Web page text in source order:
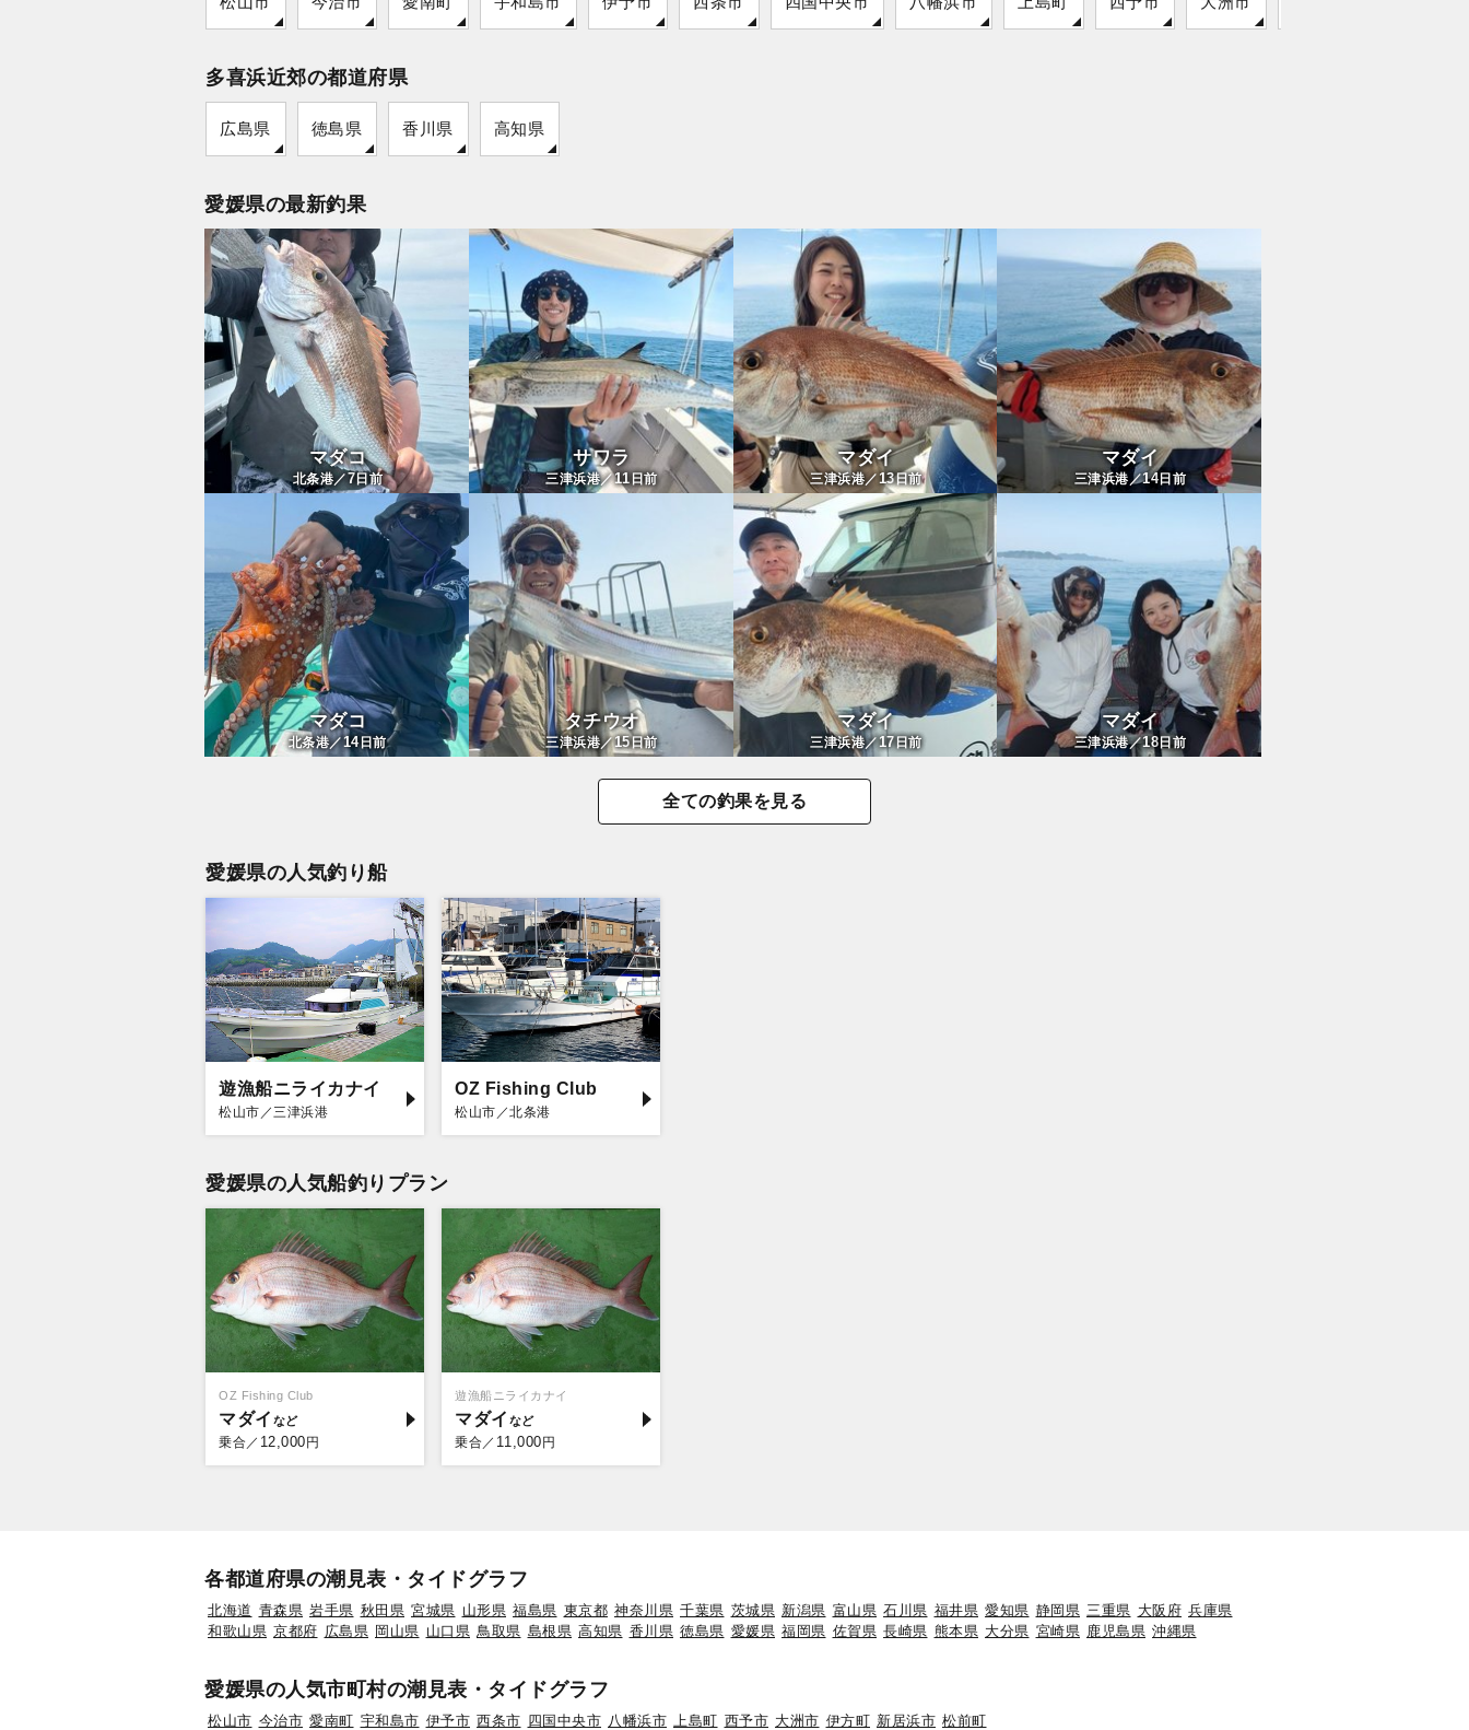
多喜浜近郊の都道府県
広島県 徳島県 香川県 高知県
愛媛県の最新釣果
マダコ
北条港／7日前
サワラ
三津浜港／11日前
マダイ
三津浜港／ 13日前
マダイ
三津浜港／14日前
マダコ
北条港／14日前
タチウオ
三津浜港／15日前
マダイ
三津浜港／17日前
マダイ
三津浜港／18 日前
全ての釣果を見る
愛媛県の人気釣り船
遊漁船ニライカナイ
松山市／三津浜港
OZ Fishing Club
松山市／北条港
愛媛県の人気船釣りプラン
OZ Fishing Club
マダイ
乗合／ 12,000 円
遊漁船ニライカナイ
マダイ
乗合／ 11,000 円
各都道府県の潮見表・タイドグラフ
北海道 青森県 岩手県 秋田県 宮城県 山形県 福島県 東京都 神奈川県 千葉県 茨城県 新潟県 富山県 石川県 福井県 愛知県 静岡県 三重県 大阪府 兵庫県
和歌山県 京都府 広島県 岡山県 山口県 鳥取県 島根県 高知県 香川県 徳島県 愛媛県 福岡県 佐賀県 長崎県 熊本県 大分県 宮崎県 鹿児島県 沖縄県
愛媛県の人気市町村の潮見表・タイドグラフ
松山市 今治市 愛南町 宇和島市 伊予市 西条市 四国中央市 八幡浜市 上島町 西予市 大洲市 伊方町 新居浜市 松前町